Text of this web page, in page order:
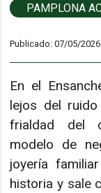
PAMPLONA
Publicado: 07/05/2026
En el
lejos del
frialdad del
modelo de
joyería
historia y sale